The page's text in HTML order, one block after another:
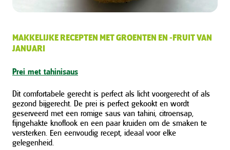
MAKKELIJKE RECEPTEN MET GROENTEN EN -FRUIT VAN
JANUARI
Prei met tahinisaus
Dit comfortabele gerecht is perfect als licht voorgerecht of als
gezond bijgerecht. De prei is perfect gekookt en wordt
geserveerd met een romige saus van tahini, citroensap,
fijngehakte knoflook en een paar kruiden om de smaken te
versterken. Een eenvoudig recept, ideaal voor elke
gelegenheid.